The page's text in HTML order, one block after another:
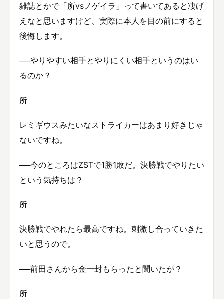
雑誌とかで「所vsノゲイラ」って書いてあると凄げ
えなと思いますけど、実際に本人を目の前にすると
後悔します。
──やりやすい相手とやりにくい相手というのはい
るのか？
所
レミギウスみたいなストライカーはあまり好きじゃ
ないですね。
──今のところはZSTで1勝1敗だ。決勝戦でやりたい
という気持ちは？
所
決勝戦でやれたら最高ですね。刺激し合っていきた
いと思うので。
──前田さんから金一封もらったと聞いたが？
所